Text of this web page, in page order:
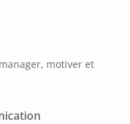
motiver et